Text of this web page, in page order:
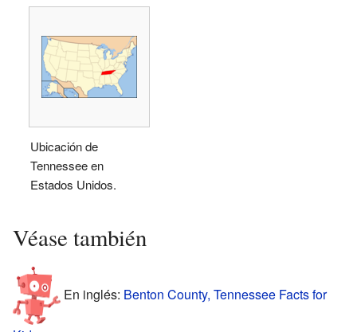
Ubicación de
Tennessee en
Estados Unidos.
Véase también
En inglés: Benton County, Tennessee Facts for